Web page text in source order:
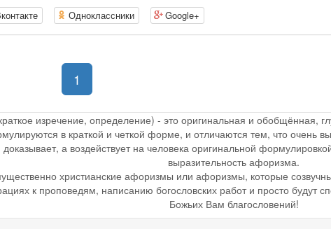
Одноклассники Google+
1
изречение, определение) - это оригинальная и обобщённая,
в краткой и четкой форме, и отличаются тем, что
доказывает, а воздействует на человека оригинальной
выразительность афоризма.
христианские афоризмы или афоризмы, которые
к проповедям, написанию богословских работ и просто будут
Божьих Вам благословений!